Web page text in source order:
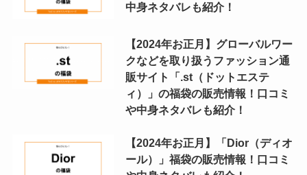
中身ネタバレも紹介！
【2024年お正月】グローバルワー
クなどを取り扱うファッション通
販サイト「.st（ドットエステ
ィ）」の福袋の販売情報！口コミ
や中身ネタバレも紹介！
【2024年お正月】「Dior（ディオ
ール）」福袋の販売情報！口コミ